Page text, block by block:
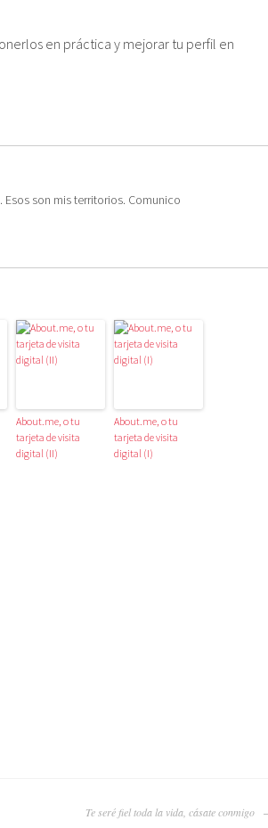
en práctica y mejorar tu perfil en
son mis territorios. Comunico
About.me, o tu
tarjeta de visita
digital (II)
About.me, o tu
tarjeta de visita
digital (I)
Te seré fiel toda la vida, cásate conmigo